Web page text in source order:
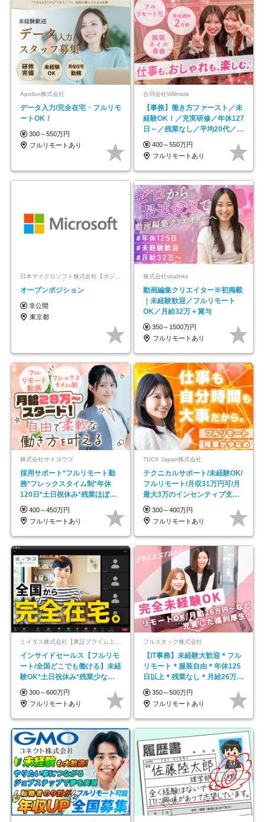
Apollon株式会社
データ入力/完全在宅・フルリモ
ートOK！
300～550万円
フルリモートあり
合同会社Willmate
【事務】働き方ファースト／未
経験OK！／充実研修／年休127
日～／残業なし／平均20代／リ
モートOK
400～550万円
フルリモートあり
日本マイクロソフト株式会社【ポジションマッチ登録】
オープンポジション
非公開
東京都
株式会社viralinks
動画編集クリエイター※初掲載
｜未経験歓迎／フルリモート
OK／月給32万＋賞与
350～1500万円
フルリモートあり
株式会社サイヨウブ
採用サポート*フルリモート勤
務*フレックスタイム制*年休
120日*土日祝休み*残業ほぼな
し*育児中社員8割以上
400～450万円
フルリモートあり
TDCX Japan株式会社
テクニカルサポート/未経験OK/
フルリモート/月収31万円可/月
最大3万のインセンティブ支給/
平均年齢33歳
300～400万円
フルリモートあり
ミイダス株式会社【東証プライム上場パーソルグループ】
インサイドセールス【フルリモ
ート/全国どこでも働ける】未経
験OK*土日祝休み*残業少なめ*
在宅勤務手当あり
300～600万円
フルリモートあり
フルスタック株式会社
【IT事務】未経験大歓迎＊フル
リモート＊服装自由＊年休125
日以上＊残業なし＊月給26万円
以上
350～500万円
フルリモートあり